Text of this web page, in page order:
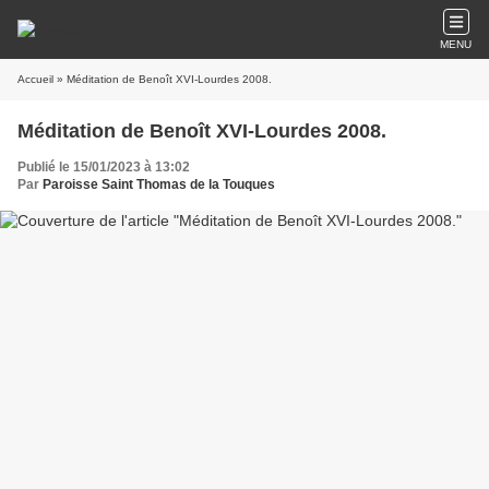
MENU
Accueil » Méditation de Benoît XVI-Lourdes 2008.
Méditation de Benoît XVI-Lourdes 2008.
Publié le 15/01/2023 à 13:02
Par Paroisse Saint Thomas de la Touques